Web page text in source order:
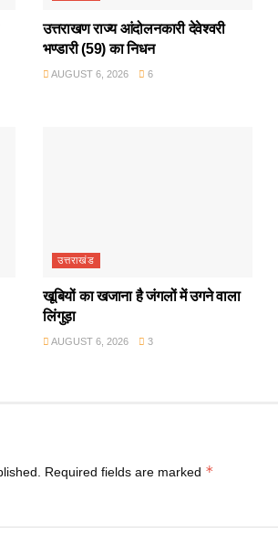
उत्तराखण राज्य आंदोलनकारी देवेश्वरी
भण्डारी (59) का निधन
AUGUST 6, 2026 6
उत्तराखंड
खूबियों का खजाना है जंगलों में उगने वाला
लिंगुड़ा
AUGUST 6, 2026 3
Required fields are marked *